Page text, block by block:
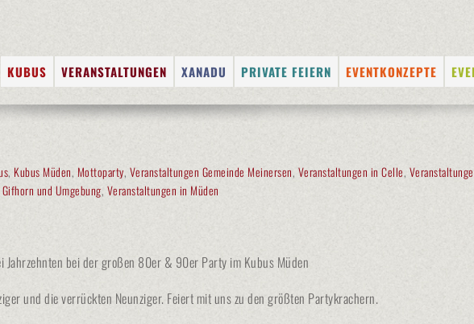
Zum
Inhalt
springen
KUBUS
DIE LOCATION
VERANSTALTUNGEN
VERANSTALTUNGSKALENDER
XANADU
XANADU-MUSIK-EXPRESS
PRIVATE FEIERN
FULL-SERVICE
KÜNSTLERVERMITTLUNG
EVENTKONZEPTE
STADTFESTE
KÜNSTLER VON A – Z
, Kubus Müden, Mottoparty, Veranstaltungen Gemeinde Meinersen, Veranstaltungen in Celle,
und Umgebung, Veranstaltungen in Müden
bei der großen 80er & 90er Party im Kubus Müden
und die verrückten Neunziger. Feiert mit uns zu den größten Partykrachern.